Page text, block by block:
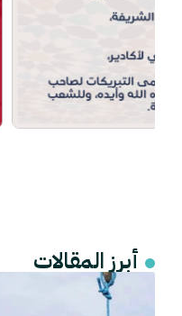
أبرز المقالات